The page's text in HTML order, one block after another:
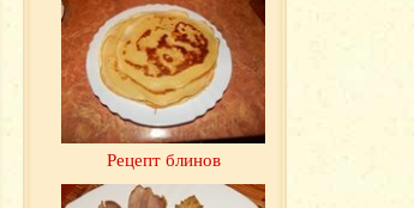
Рецепт блинов